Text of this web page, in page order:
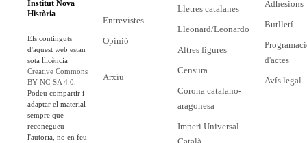
Institut Nova
Història
Els continguts
d'aquest web estan
sota llicència
Creative Commons
BY-NC-SA 4.0
Podeu compartir i
adaptar el material
sempre que
reconegueu
l'autoria, no en feu
Entrevistes
Opinió
Arxiu
Lletres catalanes
Lleonard/Leonardo
Altres figures
Censura
Corona catalano-
aragonesa
Imperi Universal
Català
Adhesions
Butlletí
d'actes
Avís legal